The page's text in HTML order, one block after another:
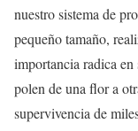
nuestro sistema de
pequeño tamaño,
importancia radica en
polen de una flor a
supervivencia de